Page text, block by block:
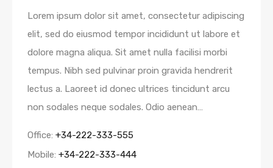
Lorem ipsum dolor sit amet, consectetur adipiscing
elit, sed do eiusmod tempor incididunt ut labore et
dolore magna aliqua. Sit amet nulla facilisi morbi
tempus. Nibh sed pulvinar proin gravida hendrerit
lectus a. Laoreet id donec ultrices tincidunt arcu
non sodales neque sodales. Odio aenean…
Office: +34-222-333-555
Mobile: +34-222-333-444